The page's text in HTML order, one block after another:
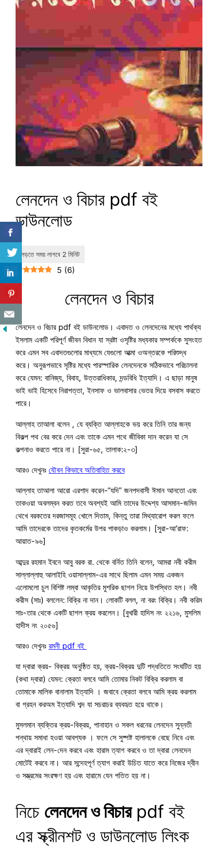
লেনদেন ও বিচার pdf বই
ডাউনলোড
5 (6)
লেনদেন ও বিচার
লেনদেন ও বিচার pdf বই ডাউনলোড। এবাদত ও লেনদেনের মধ্যে পার্থক্য
ইসলাম একটি পরিপূর্ণ জীবন বিধান যা স্রষ্টা ওসৃষ্টির মধ্যকার সম্পর্ককে সুসংহত
করে এমন সব এবাদতগুলোর মাধ্যমে যেগুলো আত্মা ওঅন্তরকে পরিশুদ্ধ
করে। অনুরূপভাবে সৃষ্টির মধ্যে পারস্পারিক লেনদেনকে সঠিকভাবে পরিচালনা
করে যেমন: বানিজ্য, বিবাহ, উত্তরাধিকার, দন্ডবিধি ইত্যাদি। এ ছাড়া মানুষ
ভাই ভাই হিসেবে নিরাপত্তা, ইনসাফ ও ভালবাসার ভেতর দিয়ে বসবাস করতে
পারে।
আল্লাহ তাআলা বলেন , যে ব্যক্তি আল্লাহকে ভয় করে তিনি তার জন্য
বিকল্প পথ বের করে দেন এবং তাকে এমন পথে জীবিকা দান করেন যা সে
কল্পনাও করতে পারে না। [সুরা-৬৫, তালাক:২-৩]
আরও দেখুনঃ যৌবন কিভাবে অতিবাহিত করবে
আল্লাহ তাআলা আরো এরশাদ করেন-“যদি” জনপদবাসী ঈমান আনতো এবং
তাকওয়া অবলম্বন করত তবে অবশ্যই আমি তাদের উদ্দেশ্য আসমান-জমিন
থেখে বরকতের দরজাসমূহ খোলে দিতাম, কিন্তু তারা মিথ্যারোপ করল ফলে
আমি তাদেরকে তাদের কৃতকর্মের উপর পাকড়াও করলাম। [সুরা-আ‘রাফ:
আয়াত-৯৬]
আব্দুর রহমান ইবনে আবু বরক রা. থেকে বর্নিত তিনি বলেন, আমরা নবী করীম
সাল্লাল্লাহু আলাইহি ওয়াসাল্লাম-এর সাথে ছিলাম এমন সময় একজন
এলোমলো চুল বিশিষ্ট লম্বা আকৃতির মুশরিক ছাগল নিয়ে উপস্থিত হল। নবী
করীস (সাঃ) বললেন: বিক্রি না দান। লোকটি বলল, না বরং বিক্রি। নবী করিম
সাঃ-তার থেকে একটি ছাগল ক্রয় করলেন। [বুখারী হাদিস নং ২২১৬, মুসলিম
হাদীস নং ২০৫৬]
আরও দেখুনঃ রমনী pdf বই
যা দ্বারা ক্রয়- বিক্রয় অনুষ্ঠিত হয়, ক্রয়-বিক্রয় দুটি পদ্ধতিতে সংঘটিত হয়
(কথা দ্বারা) যেমন: ক্রেতা বলবে আমি তোমার নিকট বিক্রি করলাম বা
তোমাকে মালিক বানালাম ইত্যাদি । জবাবে ক্রেতা বলবে আমি ক্রয় করলাম
বা গ্রহন করঅম ইত্যাদি শব্দ যা সচরাচর ব্যবহৃত হয়ে থাকে।
মুসলমান ব্যক্তির ক্রয়-বিক্রয়, পানাহান ও সকল ধরনের লেনদেন সুন্নতী
পন্থায় সমাধা হওয়া আবশ্যক । ফলে সে সুষ্পষ্ট হালালকে বেছে নিবে এবং
এর দ্বারাই লেন-দেন করবে এবং হারাম ত্যাগ করবে ও তা দ্বারা লেনদেন
মোটেই করবে না। আর সন্দেহপূর্ণ ত্যাগ করাই উচিত যাতে করে নিজের দ্বীন
ও সম্ভ্রমের সংরক্ষণ হয় এবং হারামে যেন পতিত হয় না।
নিচে লেনদেন ও বিচারpdf বই
এর স্ক্রীনশট ও ডাউনলোড লিংক